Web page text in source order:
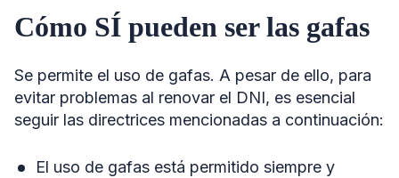
Cómo SÍ pueden ser las gafas
Se permite el uso de gafas. A pesar de ello, para
evitar problemas al renovar el DNI, es esencial
seguir las directrices mencionadas a continuación:
El uso de gafas está permitido siempre y